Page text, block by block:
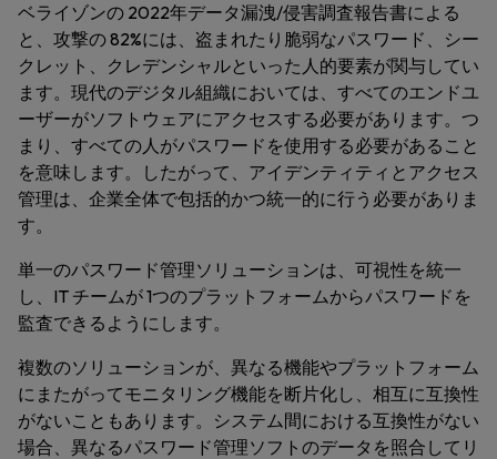
ベライゾンの 2022年データ漏洩/侵害調査報告書による
と、攻撃の 82%には、盗まれたり脆弱なパスワード、シー
クレット、クレデンシャルといった人的要素が関与してい
ます。現代のデジタル組織においては、すべてのエンドユ
ーザーがソフトウェアにアクセスする必要があります。つ
まり、すべての人がパスワードを使用する必要があること
を意味します。したがって、アイデンティティとアクセス
管理は、企業全体で包括的かつ統一的に行う必要がありま
す。
単一のパスワード管理ソリューションは、可視性を統一
し、IT チームが 1つのプラットフォームからパスワードを
監査できるようにします。
複数のソリューションが、異なる機能やプラットフォーム
にまたがってモニタリング機能を断片化し、相互に互換性
がないこともあります。システム間における互換性がない
場合、異なるパスワード管理ソフトのデータを照合してリ